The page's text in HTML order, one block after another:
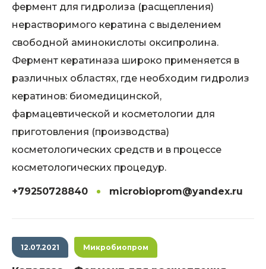
фермент для гидролиза (расщепления)
нерастворимого кератина с выделением
свободной аминокислоты оксипролина.
Фермент кератиназа широко применяется в
различных областях, где необходим гидролиз
кератинов: биомедицинской,
фармацевтической и косметологии для
приготовления (производства)
косметологических средств и в процессе
косметологических процедур.
+79250728840 microbioprom@yandex.ru
12.07.2021 Микробиопром